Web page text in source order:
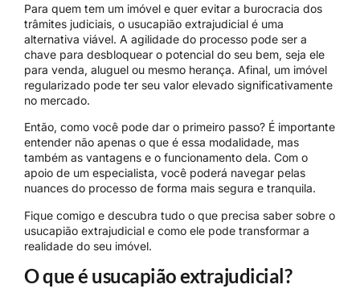
Para quem tem um imóvel e quer evitar a burocracia dos
trâmites judiciais, o usucapião extrajudicial é uma
alternativa viável. A agilidade do processo pode ser a
chave para desbloquear o potencial do seu bem, seja ele
para venda, aluguel ou mesmo herança. Afinal, um imóvel
regularizado pode ter seu valor elevado significativamente
no mercado.
Então, como você pode dar o primeiro passo? É importante
entender não apenas o que é essa modalidade, mas
também as vantagens e o funcionamento dela. Com o
apoio de um especialista, você poderá navegar pelas
nuances do processo de forma mais segura e tranquila.
Fique comigo e descubra tudo o que precisa saber sobre o
usucapião extrajudicial e como ele pode transformar a
realidade do seu imóvel.
O que é usucapião extrajudicial?